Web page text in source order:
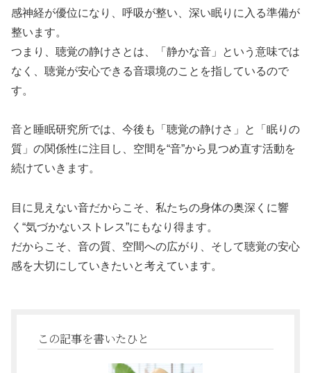
感神経が優位になり、呼吸が整い、深い眠りに入る準備が
整います。
つまり、聴覚の静けさとは、
「 静かな音 」
という意味では
なく、 聴覚が安心できる音環境のことを指しているので
す。
音と睡眠研究所では、今後も「聴覚の静けさ」と「眠りの
質」 の関係性に注目し、空間を“音”から見つめ直す活動を
続けていきます。
目に見えない音だからこそ、私たちの身体の奥深くに響
く“気づかないストレス”にもなり得ます。
だからこそ、音の質、空間への広がり、 そして聴覚の安心
感を大切にしていきたいと考えています。
この記事を書いたひと